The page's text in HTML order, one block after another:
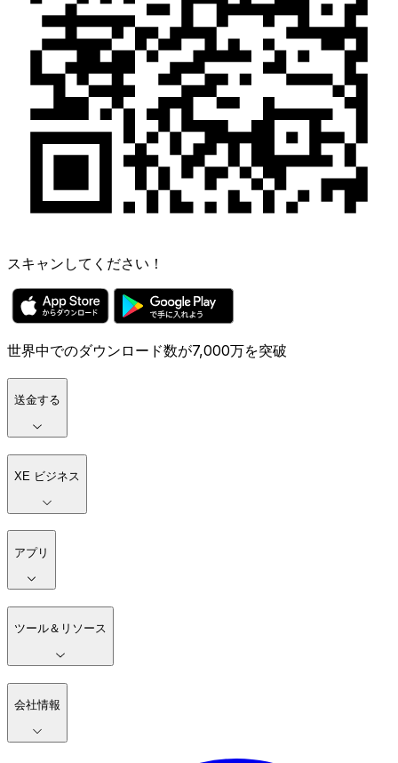
スキャンしてください！
世界中でのダウンロード数が7,000万を突破
送金する
XE ビジネス
アプリ
ツール＆リソース
会社情報